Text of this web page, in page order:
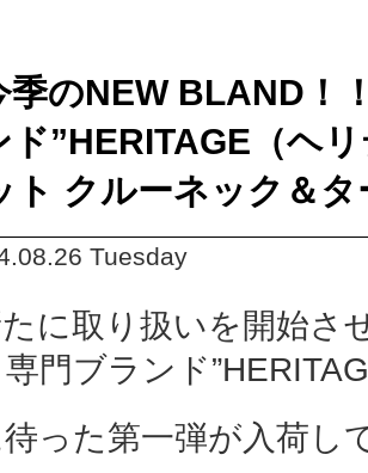
季のNEW BLAND！
ド”HERITAGE（ヘ
ト クルーネック＆タ
Tuesday
に取り扱いを開始さ
門ブランド
った第一弾が入荷し